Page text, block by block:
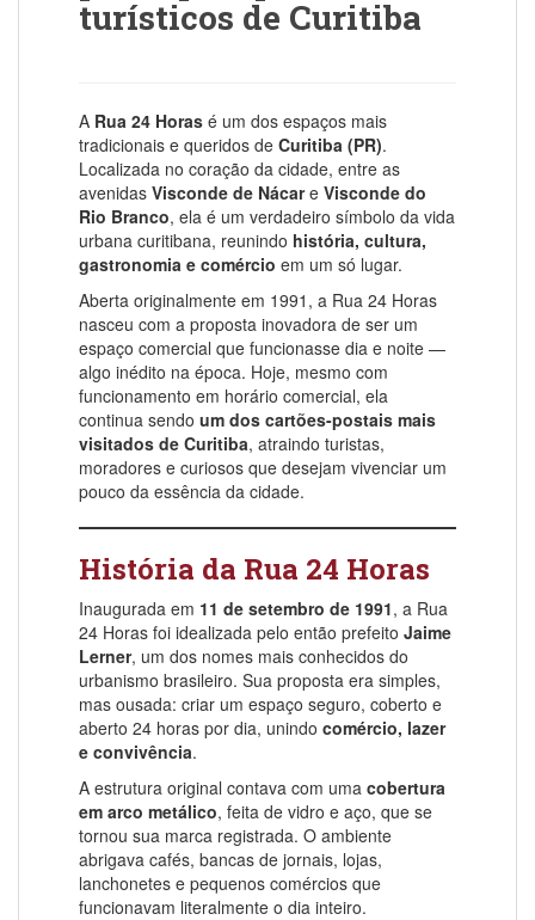
turísticos de Curitiba
A Rua 24 Horas é um dos espaços mais
tradicionais e queridos de Curitiba (PR).
Localizada no coração da cidade, entre as
avenidas Visconde de Nácare Visconde do
Rio Branco, ela é um verdadeiro símbolo da vida
urbana curitibana, reunindo história, cultura,
gastronomia e comércio em um só lugar.
Aberta originalmente em 1991, a Rua 24 Horas
nasceu com a proposta inovadora de ser um
espaço comercial que funcionasse dia e noite —
algo inédito na época. Hoje, mesmo com
funcionamento em horário comercial, ela
continua sendo um dos cartões-postais mais
visitados de Curitiba, atraindo turistas,
moradores e curiosos que desejam vivenciar um
pouco da essência da cidade.
História da Rua 24 Horas
Inaugurada em 11 de setembro de 1991, a Rua
24 Horas foi idealizada pelo então prefeito Jaime
Lerner, um dos nomes mais conhecidos do
urbanismo brasileiro. Sua proposta era simples,
mas ousada: criar um espaço seguro, coberto e
aberto 24 horas por dia, unindo comércio, lazer
e convivência.
A estrutura original contava com uma cobertura
em arco metálico, feita de vidro e aço, que se
tornou sua marca registrada. O ambiente
abrigava cafés, bancas de jornais, lojas,
lanchonetes e pequenos comércios que
funcionavam literalmente o dia inteiro.